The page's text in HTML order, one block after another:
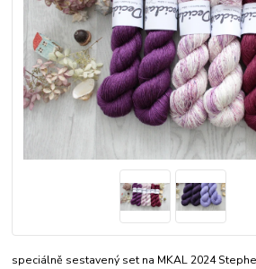
speciálně sestavený set na MKAL 2024